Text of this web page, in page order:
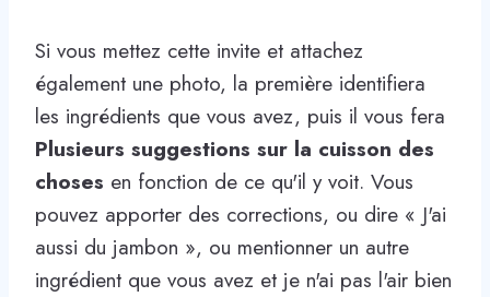
Si vous mettez cette invite et attachez
également une photo, la première identifiera
les ingrédients que vous avez, puis il vous fera
Plusieurs suggestions sur la cuisson des
choses en fonction de ce qu'il y voit. Vous
pouvez apporter des corrections, ou dire « J'ai
aussi du jambon », ou mentionner un autre
ingrédient que vous avez et je n'ai pas l'air bien